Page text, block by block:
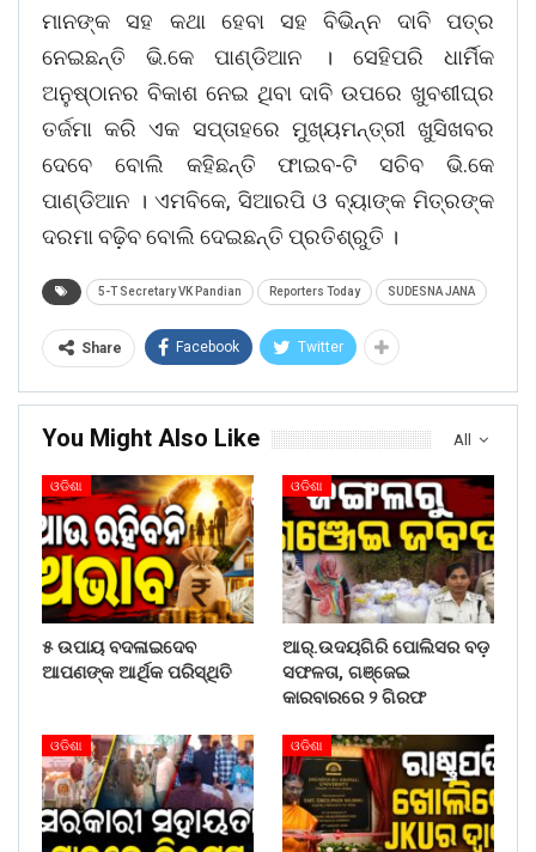
ମାନଙ୍କ ସହ କଥା ହେବା ସହ ବିଭିନ୍ନ ଦାବି ପତ୍ର
ନେଇଛନ୍ତି ଭି.କେ ପାଣ୍ଡିଆନ । ସେହିପରି ଧାର୍ମିକ
ଅନୁଷ୍ଠାନର ବିକାଶ ନେଇ ଥିବା ଦାବି ଉପରେ ଖୁବଶୀଘ୍ର
ତର୍ଜମା କରି ଏକ ସପ୍ତାହରେ ମୁଖ୍ୟମନ୍ତ୍ରୀ ଖୁସିଖବର
ଦେବେ ବୋଲି କହିଛନ୍ତି ଫାଇବ-ଟି ସଚିବ ଭି.କେ
ପାଣ୍ଡିଆନ । ଏମବିକେ, ସିଆରପି ଓ ବ୍ୟାଙ୍କ ମିତ୍ରଙ୍କ
ଦରମା ବଢ଼ିବ ବୋଲି ଦେଇଛନ୍ତି ପ୍ରତିଶ୍ରୁତି ।
5-T Secretary VK Pandian Reporters Today SUDESNA JANA
Share Facebook Twitter
All
You Might Also Like
ଓଡିଶା
୫ ଉପାୟ ବଦଳାଇଦେବ
ଆପଣଙ୍କ ଆର୍ଥିକ ପରିସ୍ଥିତି
ଓଡିଶା
ଆର୍.ଉଦୟଗିରି ପୋଲିସର ବଡ଼
ସଫଳତା, ଗଞ୍ଜେଇ
କାରବାରରେ ୨ ଗିରଫ
ଓଡିଶା ଓଡିଶା